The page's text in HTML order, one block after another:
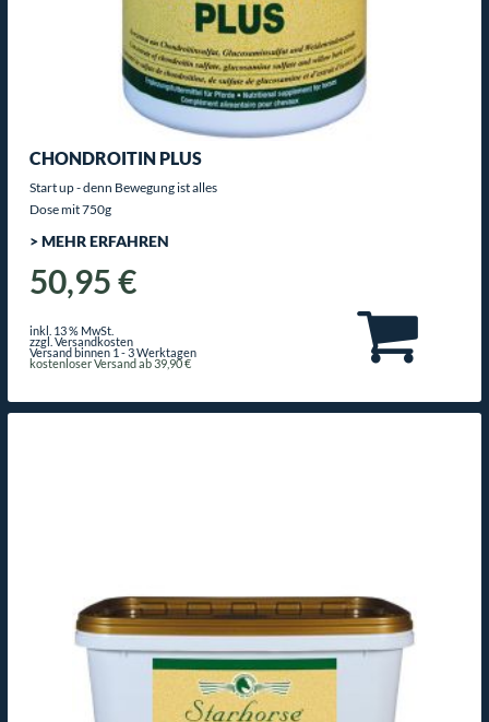
CHONDROITIN PLUS
Start up - denn Bewegung ist alles
Dose mit 750g
> MEHR ERFAHREN
50,95 €
inkl. 13 % MwSt.
zzgl. Versandkosten
Versand binnen 1 - 3 Werktagen
kostenloser Versand ab 39,90 €